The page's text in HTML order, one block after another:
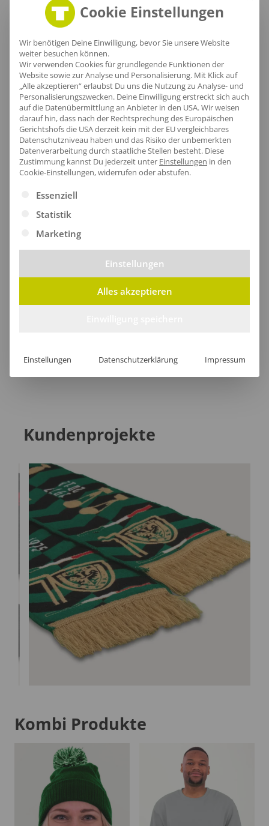
Elegante Enden
Die sanften Säume des Jerseyschals umrahmen
deinen Look perfekt und bieten gleichzeitig hohen
Tragekomfort dank des weichen Single-Jersey-Stoffs
in One Size.
Größentabelle
[jgm-review-widget]
Kundenprojekte
Kombi Produkte
Cookie Einstellungen
Wir benötigen Deine Einwilligung, bevor Sie unsere Website
weiter besuchen können.
Wir verwenden Cookies für grundlegende Funktionen der
Website sowie zur Analyse und Personalisierung. Mit Klick auf
„Alle akzeptieren“ erlaubst Du uns die Nutzung zu Analyse- und
Personalisierungszwecken. Deine Einwilligung erstreckt sich auch
auf die Datenübermittlung an Anbieter in den USA. Wir weisen
darauf hin, dass nach der Rechtsprechung des Europäischen
Gerichtshofs die USA derzeit kein mit der EU vergleichbares
Datenschutzniveau haben und das Risiko der unbemerkten
Datenverarbeitung durch staatliche Stellen besteht. Diese
Zustimmung kannst Du jederzeit unter Einstellungen in den
Cookie-Einstellungen, widerrufen oder abstufen.
Es folgt eine Liste der Service-Gruppen, für die eine
Essenziell
Statistik
Marketing
Einstellungen
Alles akzeptieren
Einstellungen Datenschutzerklärung Impressum